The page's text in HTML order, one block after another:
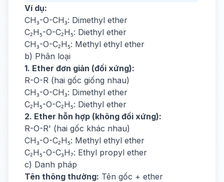
Ví dụ:
CH₃-O-CH₃: Dimethyl ether
C₂H₅-O-C₂H₅: Diethyl ether
CH₃-O-C₂H₅: Methyl ethyl ether
b) Phân loại
1. Ether đơn giản (đối xứng):
R-O-R (hai gốc giống nhau)
CH₃-O-CH₃: Dimethyl ether
C₂H₅-O-C₂H₅: Diethyl ether
2. Ether hỗn hợp (không đối xứng):
R-O-R' (hai gốc khác nhau)
CH₃-O-C₂H₅: Methyl ethyl ether
C₂H₅-O-C₃H₇: Ethyl propyl ether
c) Danh pháp
Tên thông thường: Tên gốc + ether